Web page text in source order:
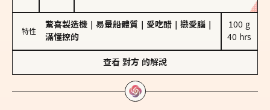
特性
驚喜製造機 易暈船體質 愛吃醋 戀愛腦
滿懂撩的
100 g
40 hrs
查看 對方 的解說